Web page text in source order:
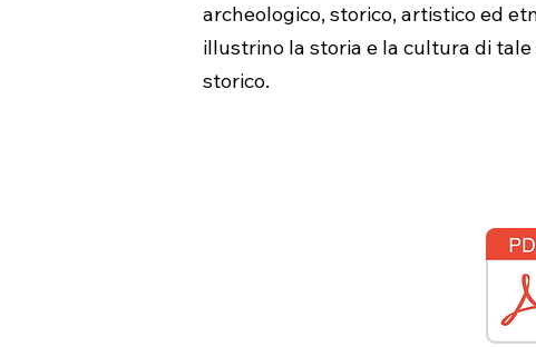
archeologico, storico, artistico ed
illustrino la storia e la cultura di
storico.